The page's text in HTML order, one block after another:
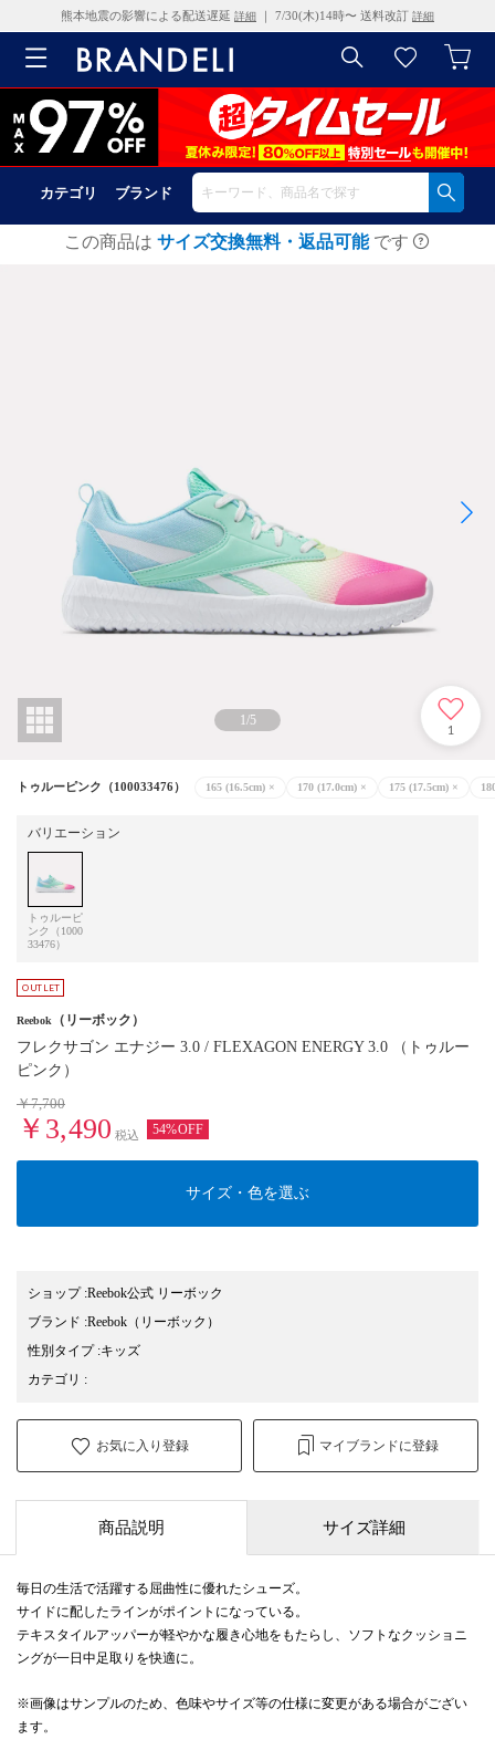
熊本地震の影響による配送遅延 詳細 ｜ 7/30(木)14時〜 送料改訂 詳細
カテゴリ ブランド
この商品は サイズ交換無料・返品可能 です
1/5
1
トゥルーピンク（100033476） 165 (16.5cm) × 170 (17.0cm) × 175 (17.5cm) ×
バリエーション
トゥルーピ
ンク（1000
33476）
Reebok （リーボック）
フレクサゴン エナジー 3.0 / FLEXAGON ENERGY 3.0 （トゥルー
ピンク）
￥7,700
￥3,490 税込 54%OFF
サイズ・色を選ぶ
ショップ:Reebok公式 リーボック
ブランド :Reebok （リーボック）
性別タイプ:キッズ
カテゴリ :
お気に入り登録 マイブランドに登録
商品説明 サイズ詳細
毎日の生活で活躍する屈曲性に優れたシューズ。
サイドに配したラインがポイントになっている。
テキスタイルアッパーが軽やかな履き心地をもたらし、ソフトなクッショニ
ングが一日中足取りを快適に。
※画像はサンプルのため、色味やサイズ等の仕様に変更がある場合がござい
ます。